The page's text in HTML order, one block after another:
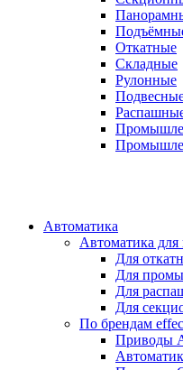
Откатные
Складные
Рулонные
Автоматика
Автоматика для
Для
Для
Для
Для
По брендам
Приводы